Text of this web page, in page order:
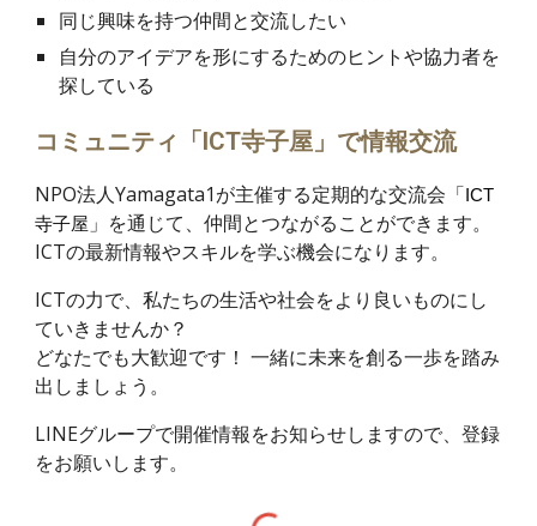
同じ興味を持つ仲間と交流したい
自分のアイデアを形にするためのヒントや協力者を
探している
コミュニティ「ICT寺子屋」で情報交流
NPO法人Yamagata1が主催する定期的な交流会 「ICT
寺子屋 」 を通じて、仲間とつながることができます。
ICTの最新情報やスキルを学ぶ機会になります。
ICTの力で、私たちの生活や社会をより良いものにし
ていきませんか？
どなたでも大歓迎です！ 一緒に未来を創る一歩を踏み
出しましょう。
LINEグループで開催情報をお知らせしますので、登録
をお願いします。